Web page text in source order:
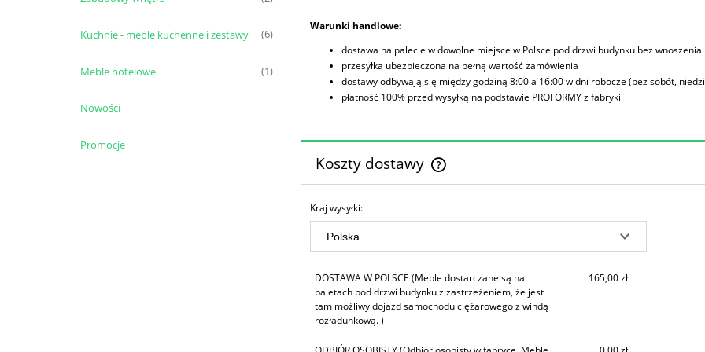
Kuchnie - meble kuchenne i zestawy (6)
Meble hotelowe (1)
Nowości
Promocje
Warunki handlowe:
dostawa na palecie w dowolne miejsce w Polsce pod drzwi budynku bez wnoszenia
przesyłka ubezpieczona na pełną wartość zamówienia
dostawy odbywają się między godziną 8:00 a 16:00 w dni robocze (bez sobót,
płatność 100% przed wysyłką na podstawie PROFORMY z fabryki
Koszty dostawy
płatności
Kraj wysyłki:
DOSTAWA W POLSCE (Meble dostarczane są na
paletach pod drzwi budynku z zastrzeżeniem, że jest
tam możliwy dojazd samochodu ciężarowego z windą
rozładunkową. )
165,00 zł